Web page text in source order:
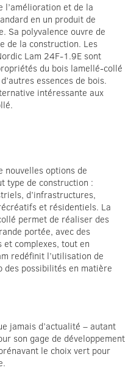
et de la
en un produit de
Sa polyvalence ouvre de
de la construction. Les
Lam 24F-1.9E sont
du bois lamellé-collé
essences de bois.
intéressante aux
nouvelles options de
type de construction :
d’infrastructures,
et résidentiels. La
permet de réaliser des
portée, avec des
complexes, tout en
redéfinit l’utilisation de
des possibilités en matière
jamais d’actualité – autant
son gage de développement
le choix vert pour